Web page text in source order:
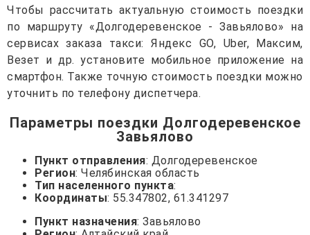
Чтобы рассчитать актуальную стоимость поездки
по маршруту «Долгодеревенское - Завьялово» на
сервисах заказа такси: Яндекс GO, Uber, Максим,
Везет и др. установите мобильное приложение на
смартфон. Также точную стоимость поездки можно
уточнить по телефону диспетчера.
Параметры поездки Долгодеревенское
Завьялово
Пункт отправления: Долгодеревенское
Регион: Челябинская область
Тип населенного пункта:
Координаты: 55.347802, 61.341297
Пункт назначения: Завьялово